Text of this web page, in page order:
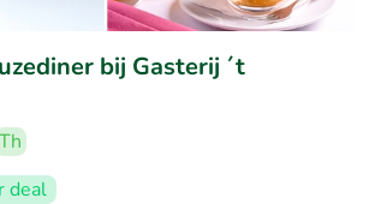
bij Gasterij ´t
Th
deal